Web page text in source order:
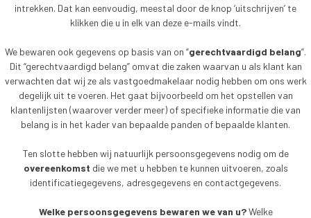
intrekken. Dat kan eenvoudig, meestal door de knop ‘uitschrijven’ te
klikken die u in elk van deze e-mails vindt.
We bewaren ook gegevens op basis van on “gerechtvaardigd belang”.
Dit “gerechtvaardigd belang” omvat die zaken waarvan u als klant kan
verwachten dat wij ze als vastgoedmakelaar nodig hebben om ons werk
degelijk uit te voeren. Het gaat bijvoorbeeld om het opstellen van
klantenlijsten (waarover verder meer) of specifieke informatie die van
belang is in het kader van bepaalde panden of bepaalde klanten.
Ten slotte hebben wij natuurlijk persoonsgegevens nodig om de
overeenkomst die we met u hebben te kunnen uitvoeren, zoals
identificatiegegevens, adresgegevens en contactgegevens.
Welke persoonsgegevens bewaren we van u?Welke